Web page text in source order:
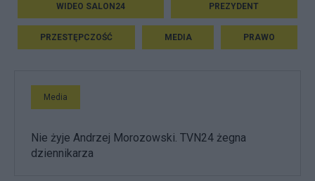
WIDEO SALON24 PREZYDENT
PRZESTĘPCZOŚĆ MEDIA PRAWO
Media
Nie żyje Andrzej Morozowski. TVN24 żegna
dziennikarza